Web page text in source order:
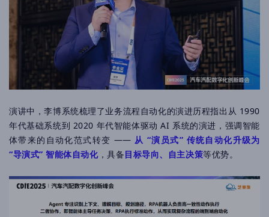
演讲中，李博系统梳理了业务流程自动化的演进历程指出从 1990
年代基础系统到 2020 年代智能体驱动 AI 系统的演进，强调智能
体带来的自动化范式转变 —— 从 “演员式” 传统自动化升级为
“导演式” 智能体自动化，具备目标导向、自主决策等优势。